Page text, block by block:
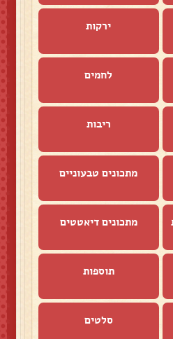
ירקות
לחמים
ריבות
מתכונים טבעוניים
מתכונים דיאטטים
תוספות
סלטים